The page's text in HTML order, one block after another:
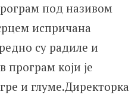
под називом
испричана
су радиле и
који је
и глуме.Директорка